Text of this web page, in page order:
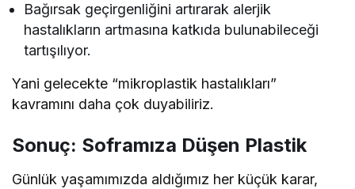
Bağırsak geçirgenliğini artırarak alerjik
hastalıkların artmasına katkıda bulunabileceği
tartışılıyor.
Yani gelecekte “mikroplastik hastalıkları”
kavramını daha çok duyabiliriz.
Sonuç: Soframıza Düşen Plastik
Günlük yaşamımızda aldığımız her küçük karar,